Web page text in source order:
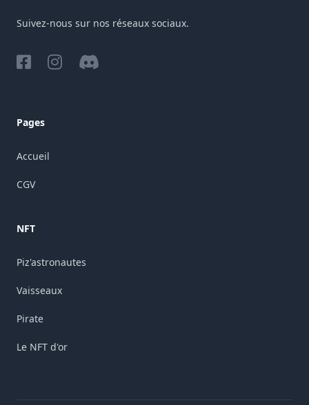
Suivez-nous sur nos réseaux sociaux.
FacebookInstagram
Discord
Pages
Accueil
CGV
NFT
Piz'astronautes
Vaisseaux
Pirate
Le NFT d'or